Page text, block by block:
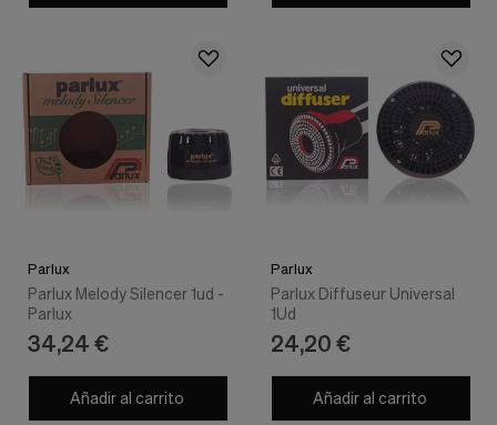
Parlux
Parlux Melody Silencer 1ud -
Parlux
34,24 €
Añadir al carrito
Parlux
Parlux Diffuseur Universal
1Ud
24,20 €
Añadir al carrito